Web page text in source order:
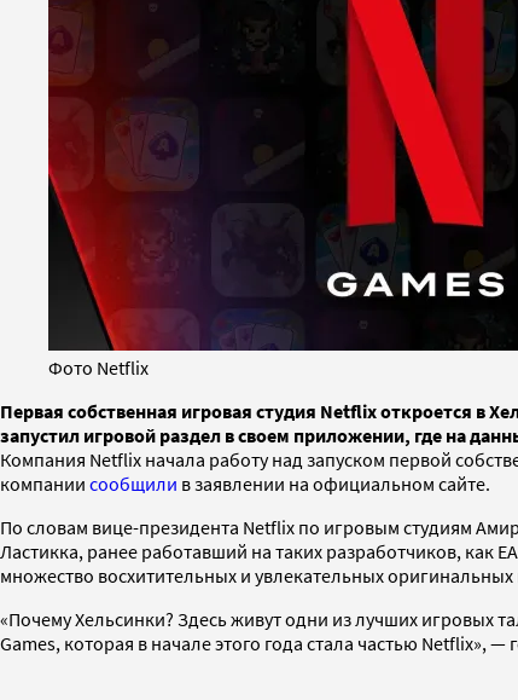
Фото Netflix
Первая собственная игровая студия Netflix откроется в
запустил игровой раздел в своем приложении, где на
Компания Netflix начала работу над запуском первой
компании сообщили в заявлении на официальном сайте.
По словам вице-президента Netflix по игровым студиям
Ластикка, ранее работавший на таких разработчиков, как
множество восхитительных и увлекательных
«Почему Хельсинки? Здесь живут одни из лучших игровых
Games, которая в начале этого года стала частью Netflix»,